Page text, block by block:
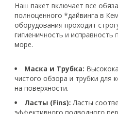
Наш пакет включает все
полноценного *дайвинга в
оборудования проходит
гигиеничность и
море.
Маска и Трубка:
чистого обзора и трубки для
на поверхности.
Ласты (Fins): Ласты